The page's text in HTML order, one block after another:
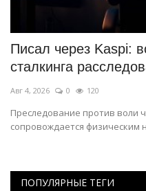
Писал через Kaspi:
сталкинга
Авг 4, 2026 0 120
Преследование против воли
сопровождается физическим
ПОПУЛЯРНЫЕ ТЕГИ